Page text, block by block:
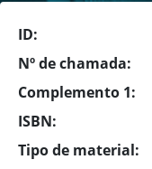
ID:
Nº de chamada:
Complemento 1:
ISBN:
Tipo de material: